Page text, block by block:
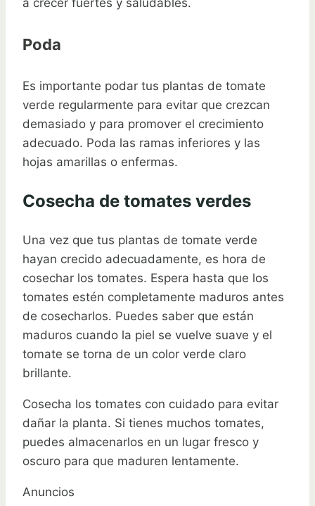
Poda
Es importante podar tus plantas de tomate
verde regularmente para evitar que crezcan
demasiado y para promover el crecimiento
adecuado. Poda las ramas inferiores y las
hojas amarillas o enfermas.
Cosecha de tomates verdes
Una vez que tus plantas de tomate verde
hayan crecido adecuadamente, es hora de
cosechar los tomates. Espera hasta que los
tomates estén completamente maduros antes
de cosecharlos. Puedes saber que están
maduros cuando la piel se vuelve suave y el
tomate se torna de un color verde claro
brillante.
Cosecha los tomates con cuidado para evitar
dañar la planta. Si tienes muchos tomates,
puedes almacenarlos en un lugar fresco y
oscuro para que maduren lentamente.
Anuncios